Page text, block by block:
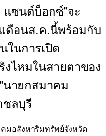
แซนด์บ็อกซ์”จะ
เดือนส.ค.นี้พร้อมกับ
ในการเปิด
งไหมในสายตาของ
นายกสมาคม
ชลบุรี
คมอสังหาริมทรัพย์จังหวัด